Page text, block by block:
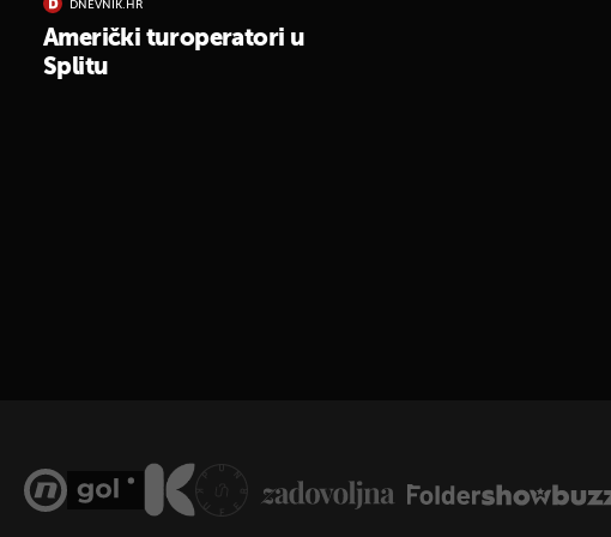
DNEVNIK.HR
Američki turoperatori u
Splitu